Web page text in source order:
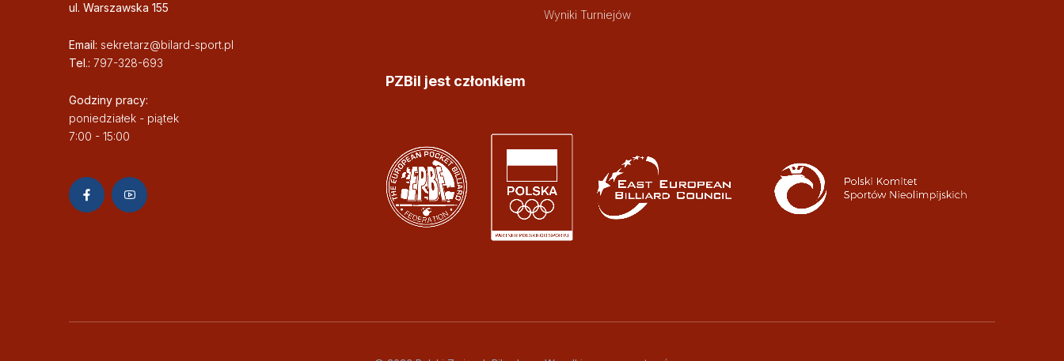
ul. Warszawska 155
Email: sekretarz@bilard-sport.pl
Tel.: 797-328-693
Godziny pracy:
poniedziałek - piątek
7:00 - 15:00
Wyniki Turniejów
PZBil jest członkiem